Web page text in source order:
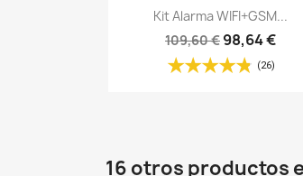
Vista rápida
Kit Alarma WIFI+GSM...
109,60 € 98,64 €
(26)
16 otros productos